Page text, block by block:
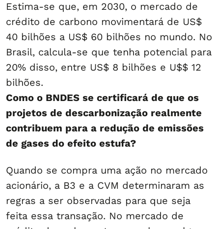
Estima-se que, em 2030, o mercado de
crédito de carbono movimentará de US$
40 bilhões a US$ 60 bilhões no mundo. No
Brasil, calcula-se que tenha potencial para
20% disso, entre US$ 8 bilhões e U$$ 12
bilhões.
Como o BNDES se certificará de que os
projetos de descarbonização realmente
contribuem para a redução de emissões
de gases do efeito estufa?
Quando se compra uma ação no mercado
acionário, a B3 e a CVM determinaram as
regras a ser observadas para que seja
feita essa transação. No mercado de